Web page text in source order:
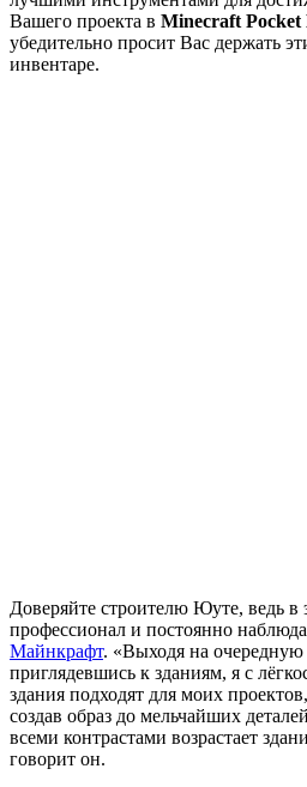
Вашего проекта в Minecraft Pocket
убедительно просит Вас держать
инвентаре.
Доверяйте строителю Юуте, ведь в
профессионал и постоянно
Майнкрафт. «Выходя на очередную
приглядевшись к зданиям, я с
здания подходят для моих
создав образ до мельчайших
всеми контрастами возрастает
говорит он.